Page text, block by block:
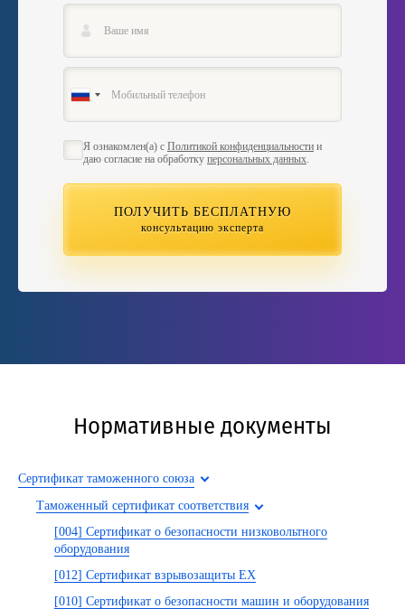
Я ознакомлен(а) с Политикой конфиденциальности и
даю согласие на обработку персональных данных.
ПОЛУЧИТЬ БЕСПЛАТНУЮ
консультацию эксперта
Нормативные документы
Сертификат таможенного союза
Таможенный сертификат соответствия
[004] Сертификат о безопасности низковольтного
оборудования
[012] Сертификат взрывозащиты EX
[010] Сертификат о безопасности машин и оборудования